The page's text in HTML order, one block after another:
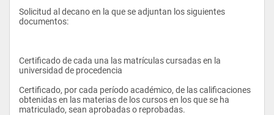
Productor de programas audiovisuales.
Productor y gestor de programas culturales.
Solicitud al decano en la que se adjuntan los siguientes
documentos:
Certificado de cada una las matrículas cursadas en la
universidad de procedencia
Certificado, por cada período académico, de las calificaciones
obtenidas en las materias de los cursos en los que se ha
matriculado, sean aprobadas o reprobadas.